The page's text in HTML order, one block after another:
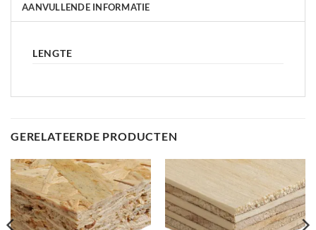
AANVULLENDE INFORMATIE
LENGTE
GERELATEERDE PRODUCTEN